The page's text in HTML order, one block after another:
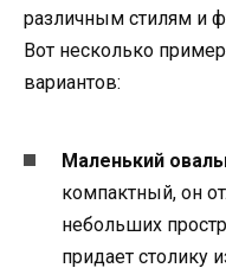
различным стилям и
Вот несколько
вариантов:
Маленький
компактный, он
небольших
придает столику